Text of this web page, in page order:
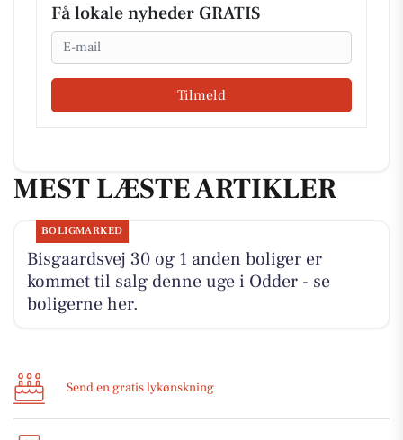
Få lokale nyheder GRATIS
Email
Tilmeld
MEST LÆSTE ARTIKLER
BOLIGMARKED
Bisgaardsvej 30 og 1 anden boliger er
kommet til salg denne uge i Odder - se
boligerne her.
Send en gratis lykønskning